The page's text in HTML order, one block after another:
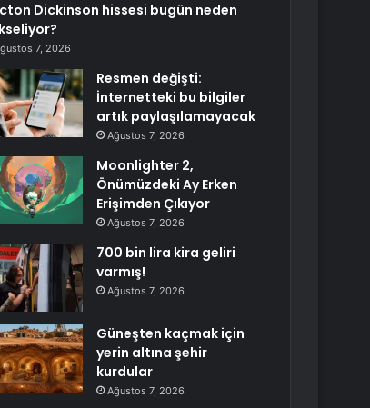
Dickinson hissesi bugün neden
7, 2026
Resmen değişti:
İnternetteki bu bilgiler
artık paylaşılamayacak
Ağustos 7, 2026
Moonlighter 2,
Önümüzdeki Ay Erken
Erişimden Çıkıyor
Ağustos 7, 2026
700 bin lira kira geliri
varmış!
Ağustos 7, 2026
Güneşten kaçmak için
yerin altına şehir
kurdular
Ağustos 7, 2026